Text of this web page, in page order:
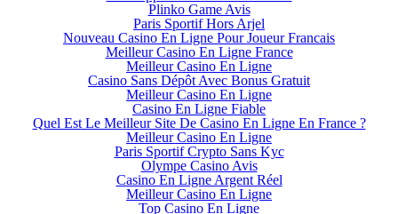
Plinko Game Avis
Paris Sportif Hors Arjel
Nouveau Casino En Ligne Pour Joueur Francais
Meilleur Casino En Ligne France
Meilleur Casino En Ligne
Casino Sans Dépôt Avec Bonus Gratuit
Meilleur Casino En Ligne
Casino En Ligne Fiable
Quel Est Le Meilleur Site De Casino En Ligne En France ?
Meilleur Casino En Ligne
Paris Sportif Crypto Sans Kyc
Olympe Casino Avis
Casino En Ligne Argent Réel
Meilleur Casino En Ligne
Top Casino En Ligne